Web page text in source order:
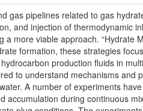
gas pipelines related to gas
and injection of thermodynamic
more viable approach. “Hydrate
formation, these strategies
production fluids in
to understand mechanisms
A number of experiments
accumulation during continuous